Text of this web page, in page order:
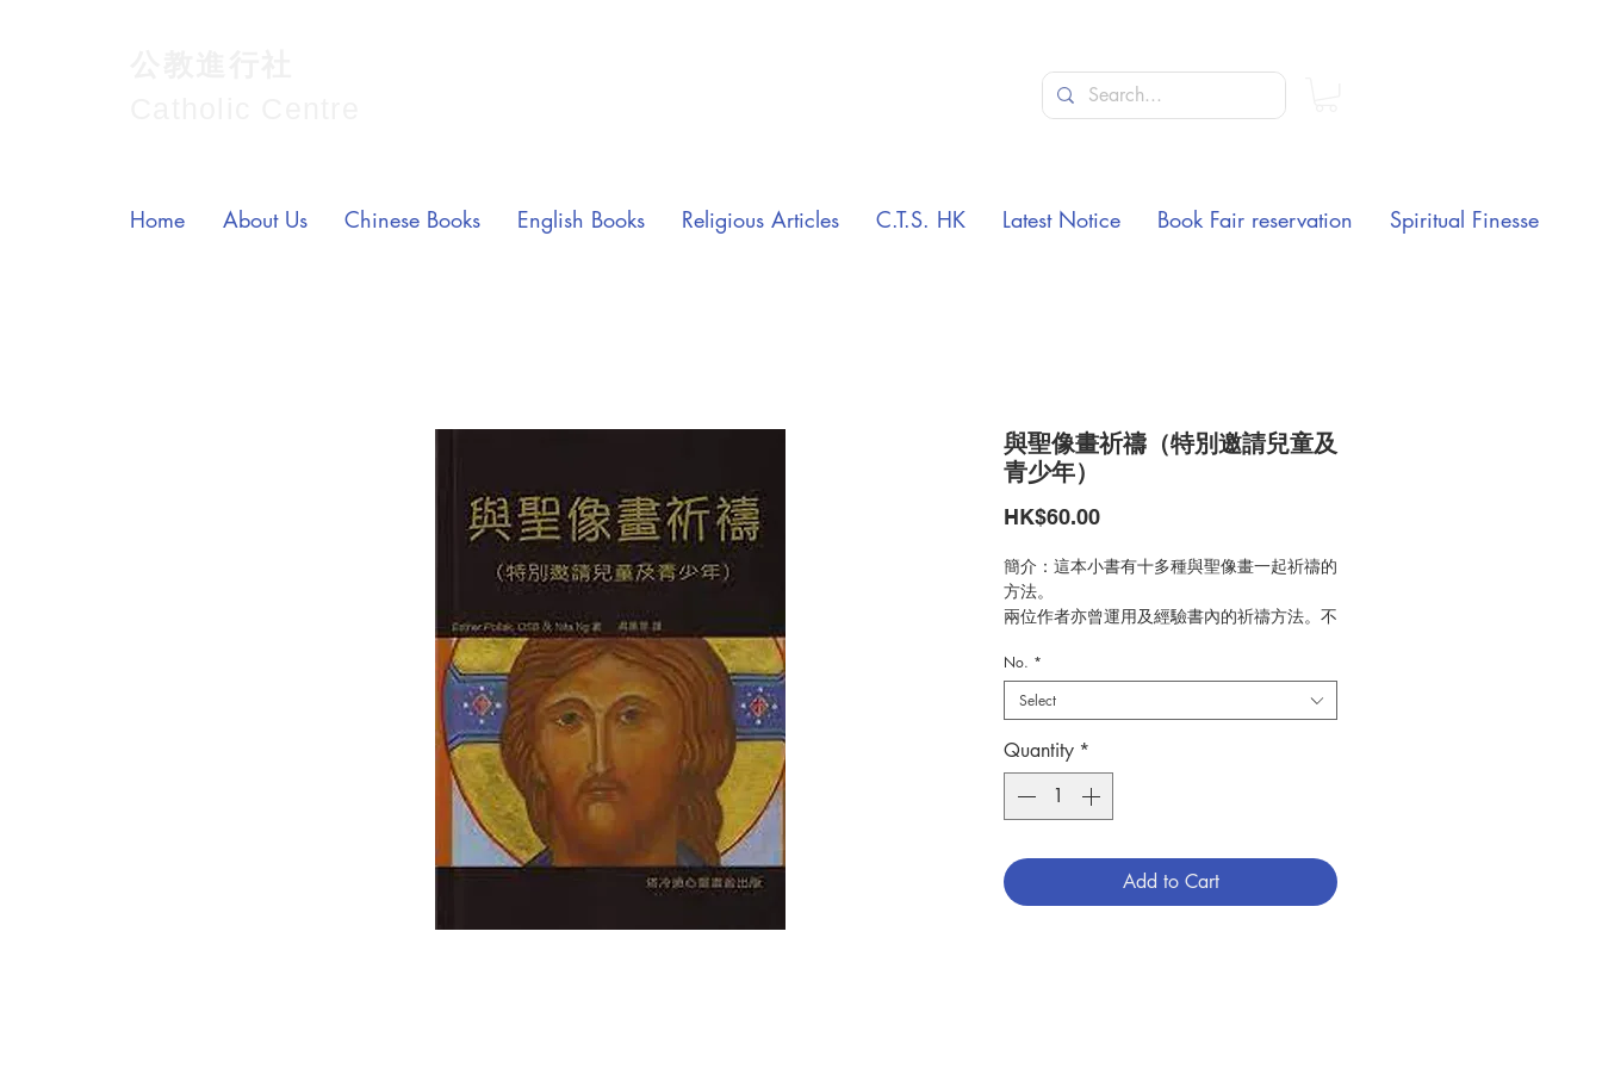
與聖像畫祈禱（特別邀請兒童及
青少年）
HK$60.00Price
簡介：這本小書有十多種與聖像畫一起祈禱的
方法。
兩位作者亦曾運用及經驗書內的祈禱方法。不
動。
「在這本小書中，透過主及基督，作者提供了
與聖像畫一起祈禱，與主一起啟動及投入具深
度的心靈默觀方法。作者鼓勵在默想中加入繪
畫及其他有助投入默觀的活動。為了更走近
主，本書為成年人或青年人為重組內孩童的心
帶來希望。本書有助讀者看到在主內聖的
SARAHCLEDWYN•MA
No. *
Select
Quantity *
Add to Cart
Home About Us Chinese Books English Books Religious Articles C.T.S. HK Latest Notice Book Fair reservation Spiritual Finesse